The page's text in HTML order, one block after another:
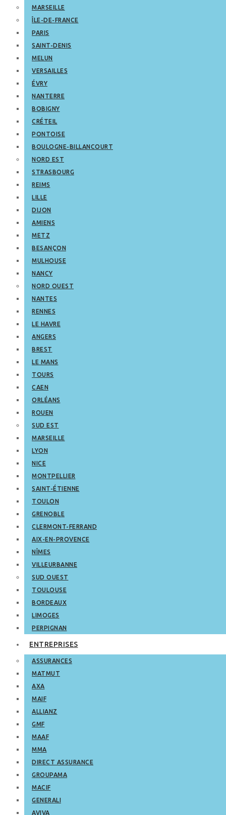
MARSEILLE
ÎLE-DE-FRANCE
PARIS
SAINT-DENIS
MELUN
VERSAILLES
ÉVRY
NANTERRE
BOBIGNY
CRÉTEIL
PONTOISE
BOULOGNE-BILLANCOURT
NORD EST
STRASBOURG
REIMS
LILLE
DIJON
AMIENS
METZ
BESANÇON
MULHOUSE
NANCY
NORD OUEST
NANTES
RENNES
LE HAVRE
ANGERS
BREST
LE MANS
TOURS
CAEN
ORLÉANS
ROUEN
SUD EST
MARSEILLE
LYON
NICE
MONTPELLIER
SAINT-ÉTIENNE
TOULON
GRENOBLE
CLERMONT-FERRAND
AIX-EN-PROVENCE
NÎMES
VILLEURBANNE
SUD OUEST
TOULOUSE
BORDEAUX
LIMOGES
PERPIGNAN
ENTREPRISES
ASSURANCES
MATMUT
AXA
MAIF
ALLIANZ
GMF
MAAF
MMA
DIRECT ASSURANCE
GROUPAMA
MACIF
GENERALI
AVIVA